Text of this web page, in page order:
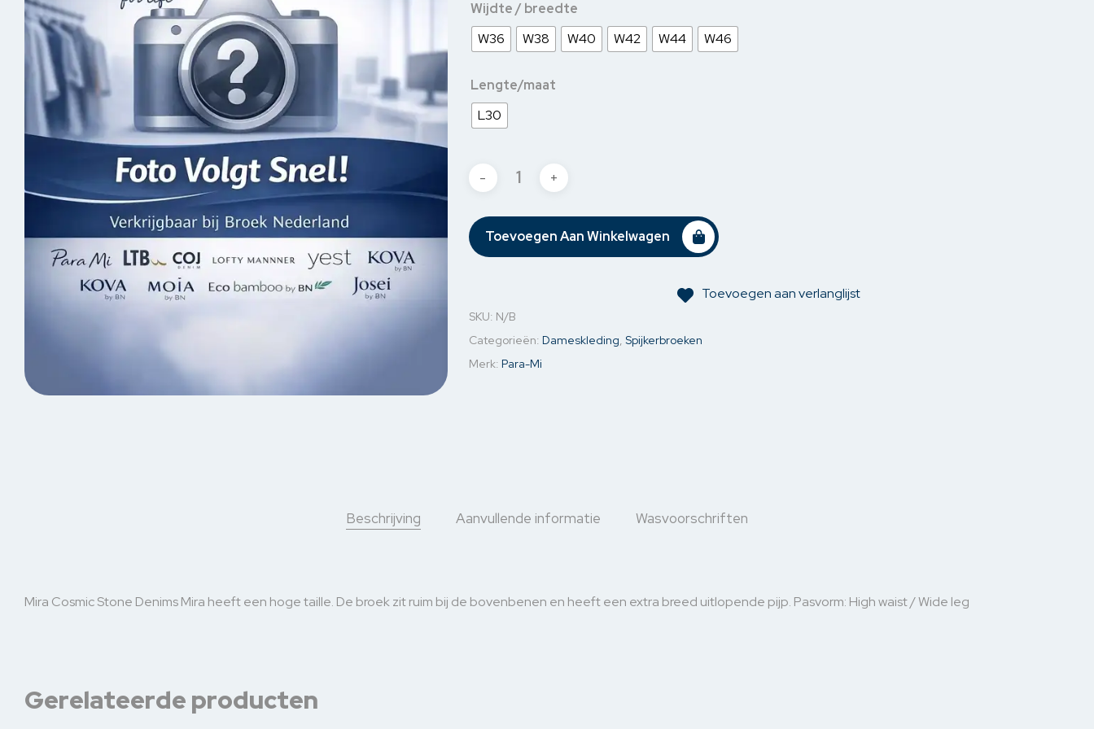
Skorts
Joggers
Jassen & Blazers
Spijkerjassen
Sweaters
Mouw ophouders
Spijkerjassen
Jassen & Blazers
Vesten
Ondergoed
Wijdte / breedte
W36
W38 W40 W42 W44 W46
Lengte/maat
L30
Toevoegen Aan Winkelwagen
Toevoegen aan verlanglijst
SKU: N/B
Categorieën: Dameskleding, Spijkerbroeken
Merk: Para-Mi
Beschrijving Aanvullende informatie Wasvoorschriften
Mira Cosmic Stone Denims Mira heeft een hoge taille. De broek zit ruim bij de bovenbenen en heeft een extra breed uitlopende pijp. Pasvorm: High waist / Wide leg
Gerelateerde producten